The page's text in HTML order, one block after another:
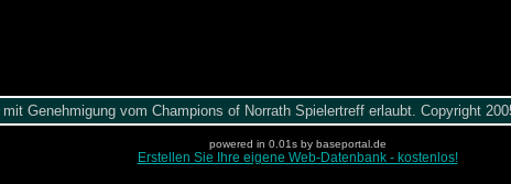
Genehmigung vom Champions of Norrath Spielertreff erlaubt. Copyright
powered in 0.01s by baseportal.de
Erstellen Sie Ihre eigene Web-Datenbank - kostenlos!